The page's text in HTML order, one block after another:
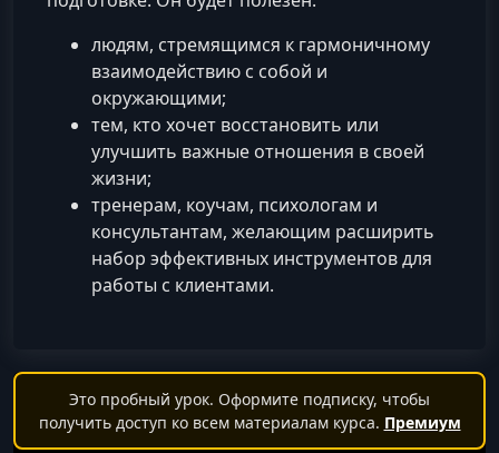
людям, стремящимся к гармоничному
взаимодействию с собой и
окружающими;
тем, кто хочет восстановить или
улучшить важные отношения в своей
жизни;
тренерам, коучам, психологам и
консультантам, желающим расширить
набор эффективных инструментов для
работы с клиентами.
Это пробный урок. Оформите подписку, чтобы
получить доступ ко всем материалам курса. Премиум